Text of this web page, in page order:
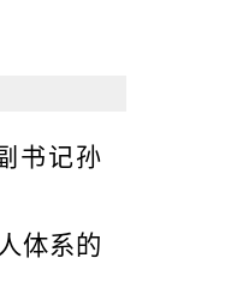
书记孙
体系的